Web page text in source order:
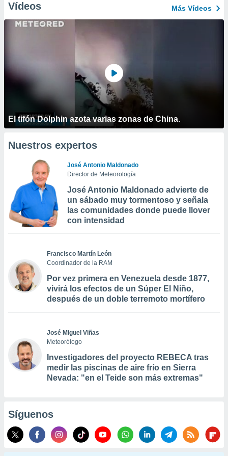
Vídeos Más Vídeos
El tifón Dolphin azota varias zonas de China.
Nuestros expertos
José Antonio Maldonado
Director de Meteorología
José Antonio Maldonado advierte de
un sábado muy tormentoso y señala
las comunidades donde puede llover
con intensidad
Francisco Martín León
Coordinador de la RAM
Por vez primera en Venezuela desde 1877,
vivirá los efectos de un Súper El Niño,
después de un doble terremoto mortífero
José Miguel Viñas
Meteorólogo
Investigadores del proyecto REBECA tras
medir las piscinas de aire frío en Sierra
Nevada: "en el Teide son más extremas"
Síguenos